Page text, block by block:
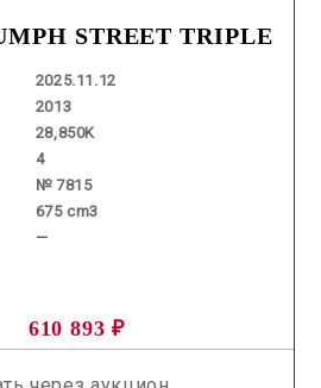
STREET TRIPLE
2025.11.12
2013
28,850K
4
№ 7815
675 cm3
—
610 893 ₽